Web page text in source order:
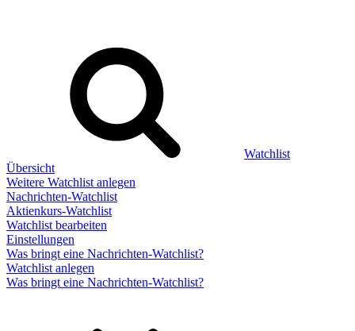
Watchlist
Übersicht
Weitere Watchlist anlegen
Nachrichten-Watchlist
Aktienkurs-Watchlist
Watchlist bearbeiten
Einstellungen
Was bringt eine Nachrichten-Watchlist?
Watchlist anlegen
Was bringt eine Nachrichten-Watchlist?